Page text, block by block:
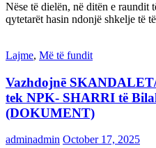
Nëse të dielën, në ditën e raundit
qytetarët hasin ndonjë shkelje të
Lajme, Më të fundit
Vazhdojnē
tek NPK- SHARRI të
(DOKUMENT)
adminadmin October 17, 2025